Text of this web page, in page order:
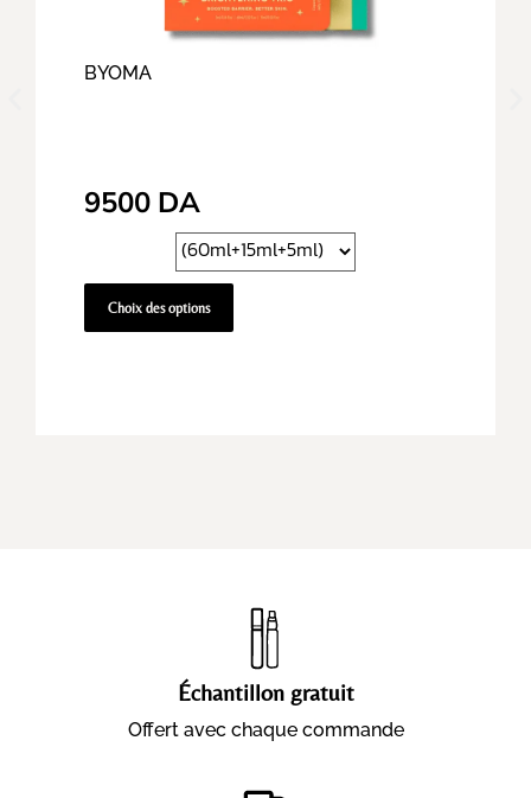
BYOMA
9500 DA
Choix des options
Échantillon gratuit
Offert avec chaque commande